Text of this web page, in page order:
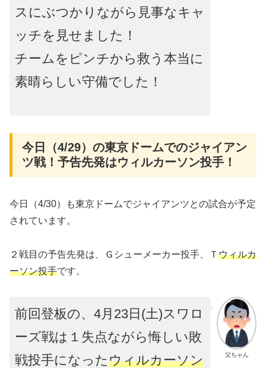
スにぶつかりながら見事なキャ
ッチを見せました！
チームをピンチから救う本当に
素晴らしい守備でした！
今日（4/29）の東京ドームでのジャイアン
ツ戦！予告先発はウィルカーソン投手！
今日（4/30）も東京ドームでジャイアンツとの試合が予定
されています。
２戦目の予告先発は、Ｇシューメーカー投手、Ｔ ウィルカ
ーソン投手です。
父ちゃん
前回登板の、4月23日(土)スワロ
ーズ戦は１失点ながら悔しい敗
戦投手になったウィルカーソン